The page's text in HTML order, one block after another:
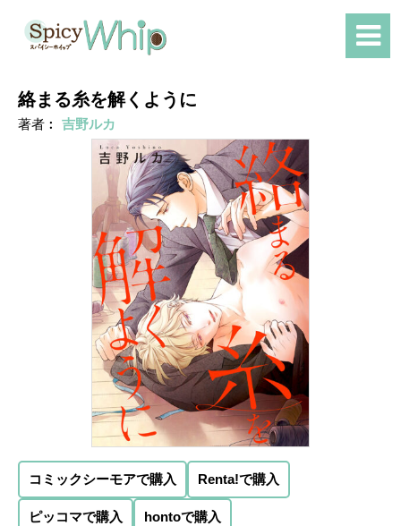
絡まる糸を解くように
著者︰ 吉野ルカ
コミックシーモアで購入 Renta!で購入
ピッコマで購入 hontoで購入